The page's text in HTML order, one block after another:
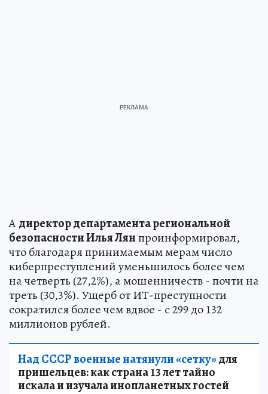
Адиректор департамента региональной
безопасности Илья Лянпроинформировал,
что благодаря принимаемым мерам число
киберпреступлений уменьшилось более чем
на четверть (27,2%), а мошенничеств - почти на
треть (30,3%). Ущерб от ИТ-преступности
сократился более чем вдвое - с 299 до 132
миллионов рублей.
Над СССР военные натянули «сетку»для
пришельцев: как страна 13 лет тайно
искала и изучала инопланетных гостей